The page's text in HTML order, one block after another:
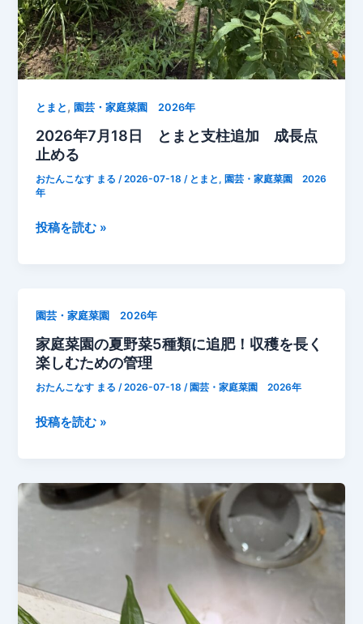
管
理
【2026
年
月
18
日】
とまと , 園芸・家庭菜園 2026年
2026年7月18日 とまと支柱追加 成長点
止める
おたんこなす まる/2026-07-18/ とまと , 園芸・家庭菜園 2026
年
2026
日
と
ま
と
柱
成
長
投稿を読む »
園芸・家庭菜園 2026年
家庭菜園の夏野菜5種類に追肥！収穫を長く
楽しむための管理
おたんこなす まる/2026-07-18/ 園芸・家庭菜園 2026年
家
園
の
種
類
投稿を読む »